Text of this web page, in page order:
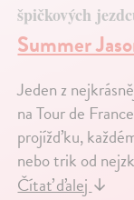
špičkových
Summer
Jeden z
na Tour de
projížďku,
nebo trik od
Čítať ďalej↓